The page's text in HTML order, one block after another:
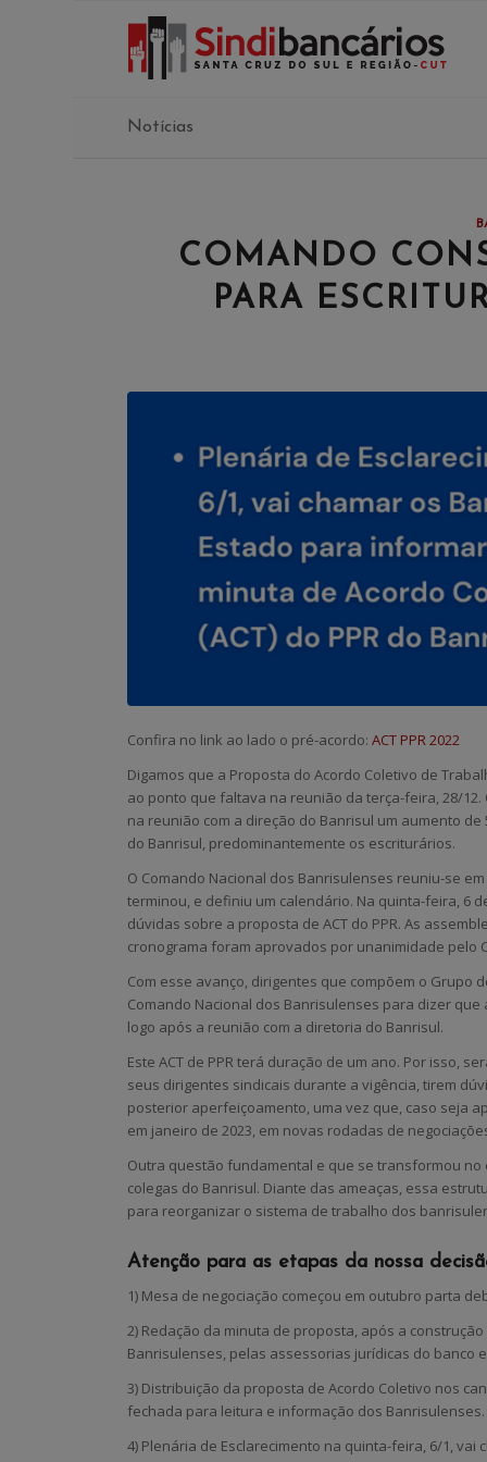
Notícias
COMANDO
PARA
Confira no link ao lado o pré-acordo:ACT PPR 2022
Digamos que a Proposta do Acordo Coletivo de
ao ponto que faltava na reunião da terça-feira, 28/
na reunião com a direção do Banrisul um aumento
do Banrisul, predominantemente os escriturários.
O Comando Nacional dos Banrisulenses reuniu-se
terminou, e definiu um calendário. Na quinta-feira, 6
dúvidas sobre a proposta de ACT do PPR. As
cronograma foram aprovados por unanimidade pelo
Com esse avanço, dirigentes que compõem o Grupo
Comando Nacional dos Banrisulenses para dizer
logo após a reunião com a diretoria do Banrisul.
Este ACT de PPR terá duração de um ano. Por isso,
seus dirigentes sindicais durante a vigência, tirem
posterior aperfeiçoamento, uma vez que, caso seja
em janeiro de 2023, em novas rodadas de
Outra questão fundamental e que se transformou
colegas do Banrisul. Diante das ameaças, essa
para reorganizar o sistema de trabalho dos
Atenção para as etapas da nossa
1) Mesa de negociação começou em outubro parta
2) Redação da minuta de proposta, após a
Banrisulenses, pelas assessorias jurídicas do
3) Distribuição da proposta de Acordo Coletivo nos
fechada para leitura e informação dos Banrisulenses.
4) Plenária de Esclarecimento na quinta-feira, 6/1,